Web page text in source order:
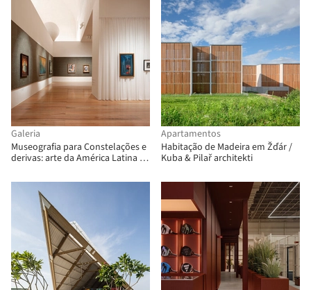
Galeria
Museografia para Constelações e
derivas: arte da América Latina na
Arquitectos + Mauricio Mesta
Arquitectos
Apartamentos
Habitação de Madeira em Žďár /
Kuba & Pilař architekti